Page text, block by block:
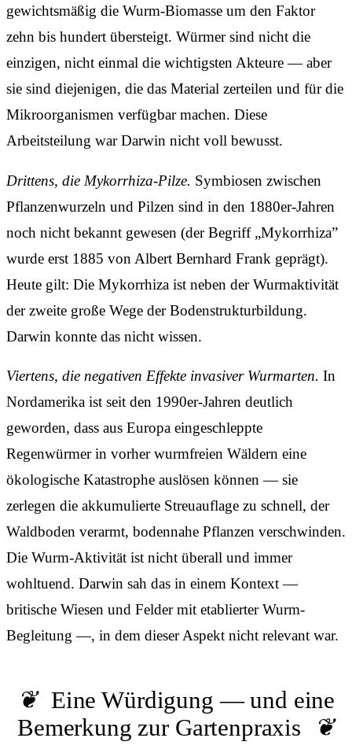
gewichtsmäßig die Wurm-Biomasse um den Faktor
zehn bis hundert übersteigt. Würmer sind nicht die
einzigen, nicht einmal die wichtigsten Akteure — aber
sie sind diejenigen, die das Material zerteilen und für die
Mikroorganismen verfügbar machen. Diese
Arbeitsteilung war Darwin nicht voll bewusst.
Drittens, die Mykorrhiza-Pilze. Symbiosen zwischen
Pflanzenwurzeln und Pilzen sind in den 1880er-Jahren
noch nicht bekannt gewesen (der Begriff „Mykorrhiza”
wurde erst 1885 von Albert Bernhard Frank geprägt).
Heute gilt: Die Mykorrhiza ist neben der Wurmaktivität
der zweite große Wege der Bodenstrukturbildung.
Darwin konnte das nicht wissen.
Viertens, die negativen Effekte invasiver Wurmarten. In
Nordamerika ist seit den 1990er-Jahren deutlich
geworden, dass aus Europa eingeschleppte
Regenwürmer in vorher wurmfreien Wäldern eine
ökologische Katastrophe auslösen können — sie
zerlegen die akkumulierte Streuauflage zu schnell, der
Waldboden verarmt, bodennahe Pflanzen verschwinden.
Die Wurm-Aktivität ist nicht überall und immer
wohltuend. Darwin sah das in einem Kontext —
britische Wiesen und Felder mit etablierter Wurm-
Begleitung —, in dem dieser Aspekt nicht relevant war.
Eine Würdigung — und eine
Bemerkung zur Gartenpraxis